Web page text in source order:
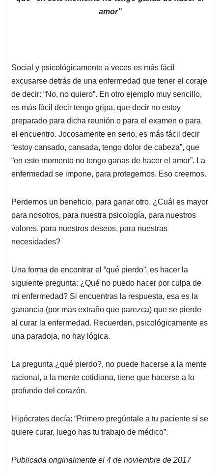
amor”
Social y psicológicamente a veces es más fácil
excusarse detrás de una enfermedad que tener el coraje
de decir: “No, no quiero”. En otro ejemplo muy sencillo,
es más fácil decir tengo gripa, que decir no estoy
preparado para dicha reunión o para el examen o para
el encuentro. Jocosamente en serio, es más fácil decir
“estoy cansado, cansada, tengo dolor de cabeza”, que
“en este momento no tengo ganas de hacer el amor”. La
enfermedad se impone, para protegernos. Eso creemos.
Perdemos un beneficio, para ganar otro. ¿Cuál es mayor
para nosotros, para nuestra psicología, para nuestros
valores, para nuestros deseos, para nuestras
necesidades?
Una forma de encontrar el “qué pierdo”, es hacer la
siguiente pregunta: ¿Qué no puedo hacer por culpa de
mi enfermedad? Si encuentras la respuesta, esa es la
ganancia (por más extraño que parezca) que se pierde
al curar la enfermedad. Recuerden, psicológicamente es
una paradoja, no hay lógica.
La pregunta ¿qué pierdo?, no puede hacerse a la mente
racional, a la mente cotidiana, tiene que hacerse a lo
profundo del corazón.
Hipócrates decía: “Primero pregúntale a tu paciente si se
quiere curar, luego has tu trabajo de médico”.
Publicada originalmente el 4 de noviembre de 2017